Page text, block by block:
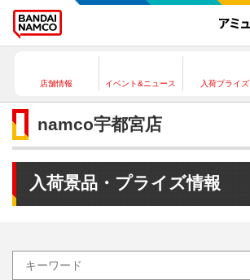
店舗情報 イベント&ニュース 入荷プライズ
namco宇都宮店
入荷景品・プライズ情報